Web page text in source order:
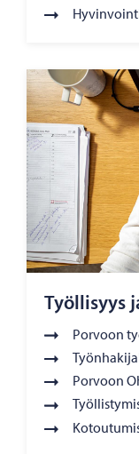
Työllisyys
Porvoon
Porvoon